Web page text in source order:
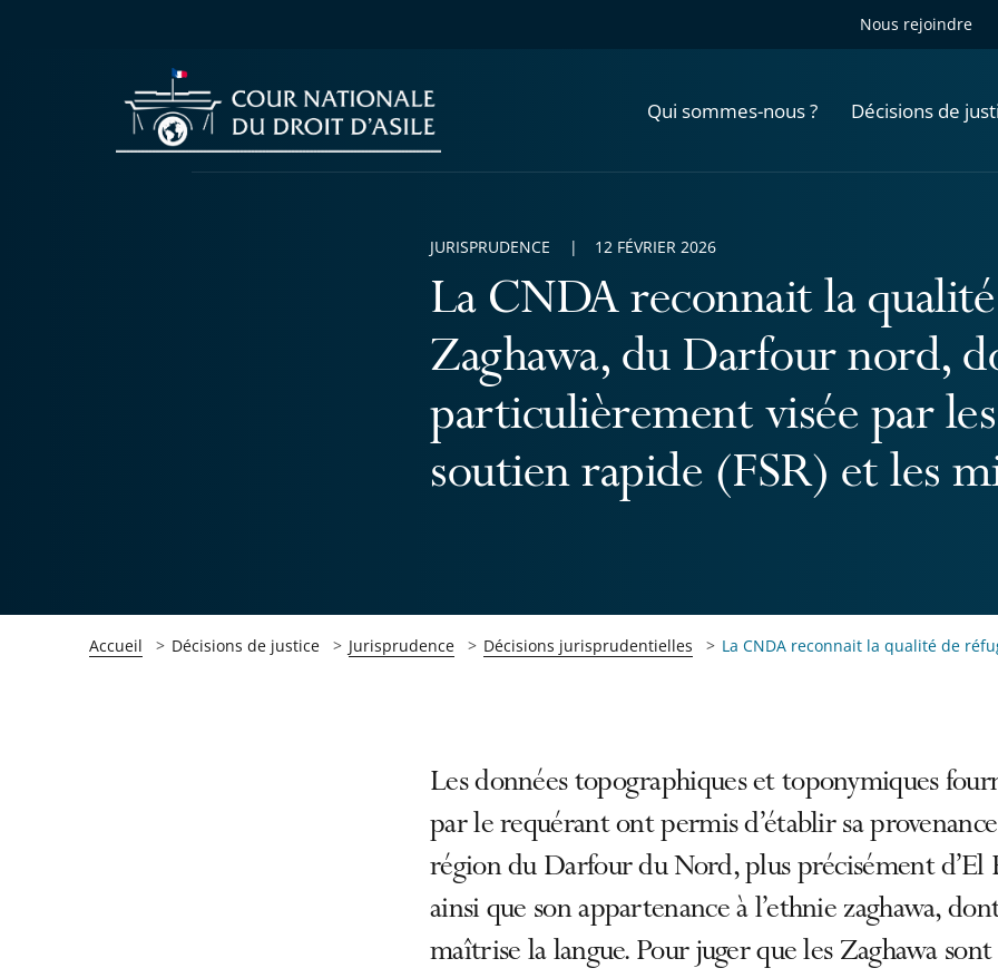
Nous rejoindre
Qui sommes-nous ? Décisions de
La CNDA reconnait la
Zaghawa, du Darfour nord,
particulièrement visée par
soutien rapide (FSR) et les
JURISPRUDENCE 12 FÉVRIER 2026
Accueil Décisions de justice Jurisprudence Décisions jurisprudentielles La CNDA reconnait la qualité de
Les données topographiques et toponymiques
par le requérant ont permis d’établir sa
région du Darfour du Nord, plus précisément d’El
ainsi que son appartenance à l’ethnie zaghawa,
maîtrise la langue. Pour juger que les Zaghawa sont